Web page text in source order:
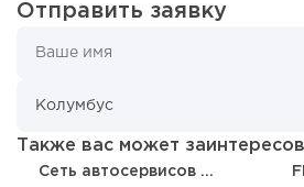
Отправить заявку
Также вас может
Сеть автосервисов REAKTOR